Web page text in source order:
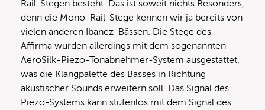
Rail-Stegen besteht. Das ist soweit nichts Besonders,
denn die Mono-Rail-Stege kennen wir ja bereits von
vielen anderen Ibanez-Bässen. Die Stege des
Affirma wurden allerdings mit dem sogenannten
AeroSilk-Piezo-Tonabnehmer-System ausgestattet,
was die Klangpalette des Basses in Richtung
akustischer Sounds erweitern soll. Das Signal des
Piezo-Systems kann stufenlos mit dem Signal des